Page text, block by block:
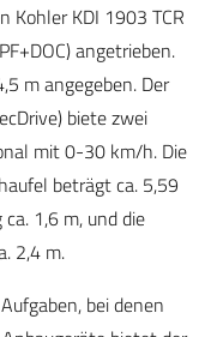
Kohler KDI 1903 TCR
angetrieben.
m angegeben. Der
biete zwei
mit 0-30 km/h. Die
beträgt ca. 5,59
1,6 m, und die
2,4 m.
bei denen